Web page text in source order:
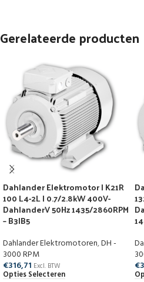
Gerelateerde producten
Dahlander Elektromotor | K21R
100 L4-2L | 0.7/2.8kW 400V-
DahlanderV 50Hz 1435/2860RPM
– B3|B5
Dahlander Elektromotoren,DH -
3000 RPM
€316,71 Excl. BTW
Opties Selecteren
€